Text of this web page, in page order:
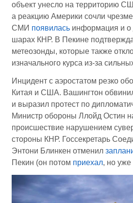
объект унесло на территорию
а реакцию Америки сочли
СМИ появилась информация и о
шарах КНР. В Пекине
метеозонды, которые также
изначального курса из-за
Инцидент с аэростатом резко
Китая и США. Вашингтон
и выразил протест по
Министр обороны Ллойд Остин
происшествие нарушением
стороны КНР. Госсекретарь
Энтони Блинкен отменил
Пекин (он потом приехал, но